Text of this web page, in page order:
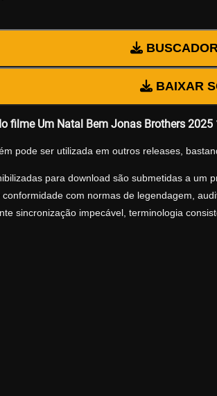
BAIXAR
filme Um Natal Bem Jonas Brothers
pode ser utilizada em outros releases,
para download são submetidas a um
com normas de legendagem,
sincronização impecável, terminologia